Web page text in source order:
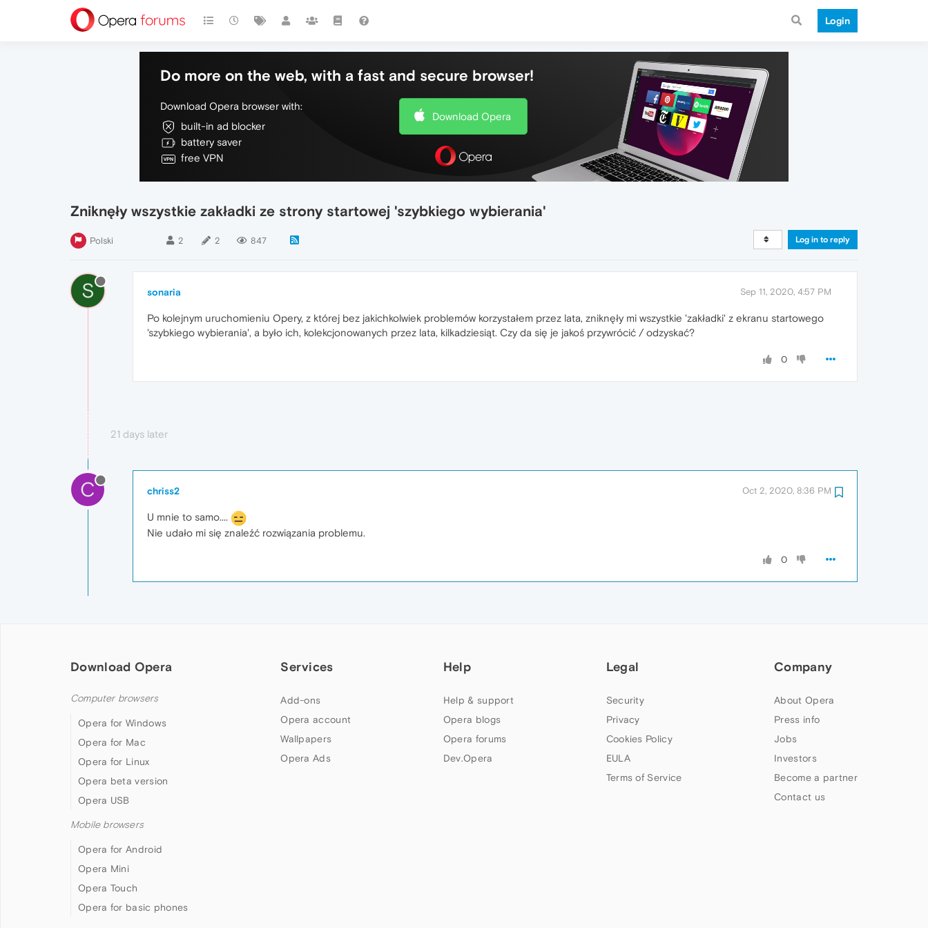
Login
Do more on the web, with a fast and secure browser!
Download Opera browser with:
built-in ad blocker
battery saver
free VPN
Download Opera
Zniknęły wszystkie zakładki ze strony startowej 'szybkiego wybierania'
Polski 2 2 847 Log in to reply
S sonaria Sep 11, 2020, 4:57 PM
Po kolejnym uruchomieniu Opery, z której bez jakichkolwiek problemów korzystałem przez lata, zniknęły mi wszystkie 'zakładki' z ekranu startowego
'szybkiego wybierania', a było ich, kolekcjonowanych przez lata, kilkadziesiąt. Czy da się je jakoś przywrócić / odzyskać?
0
21 days later
C chriss2 Oct 2, 2020, 8:36 PM
U mnie to samo....
Nie udało mi się znaleźć rozwiązania problemu.
0
Download Opera
Computer browsers
Opera for Windows
Opera for Mac
Opera for Linux
Opera beta version
Opera USB
Mobile browsers
Opera for Android
Opera Mini
Opera Touch
Opera for basic phones
Services
Add-ons
Opera account
Wallpapers
Opera Ads
Help
Help & support
Opera blogs
Opera forums
Dev.Opera
Legal
Security
Privacy
Cookies Policy
EULA
Terms of Service
Company
About Opera
Press info
Jobs
Investors
Become a partner
Contact us